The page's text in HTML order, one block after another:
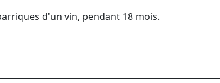
d'un vin, pendant 18 mois.